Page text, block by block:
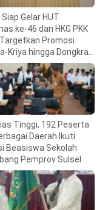
Gelar HUT
ke-46 dan HKG PKK
Promosi
Kriya hingga Dongkrak
Daerah
Tinggi, 192 Peserta
Daerah Ikuti
Beasiswa Sekolah
Pemprov Sulsel